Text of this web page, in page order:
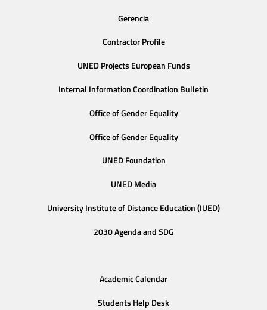
Gerencia
Contractor Profile
UNED Projects European Funds
Internal Information Coordination Bulletin
Office of Gender Equality
Office of Gender Equality
UNED Foundation
UNED Media
University Institute of Distance Education (IUED)
2030 Agenda and SDG
Academic Calendar
Students Help Desk